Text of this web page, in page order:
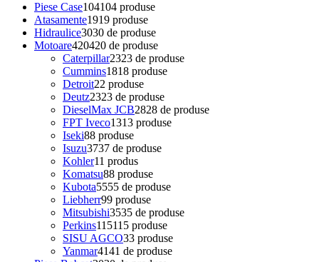
Piese Case104104 produse
Atasamente1919 produse
Hidraulice3030 de produse
Motoare420420 de produse
Caterpillar2323 de produse
Cummins1818 produse
Detroit22 produse
Deutz2323 de produse
DieselMax JCB2828 de produse
FPT Iveco1313 produse
Iseki88 produse
Isuzu3737 de produse
Kohler11 produs
Komatsu88 produse
Kubota5555 de produse
Liebherr99 produse
Mitsubishi3535 de produse
Perkins115115 produse
SISU AGCO33 produse
Yanmar4141 de produse